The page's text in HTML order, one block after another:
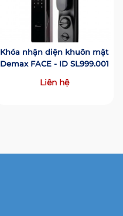
Khóa nhận diện khuôn mặt
Demax FACE - ID SL999.001
Liên hệ